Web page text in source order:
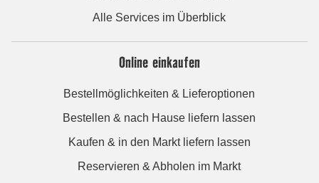
Alle Services im Überblick
Online einkaufen
Bestellmöglichkeiten & Lieferoptionen
Bestellen & nach Hause liefern lassen
Kaufen & in den Markt liefern lassen
Reservieren & Abholen im Markt